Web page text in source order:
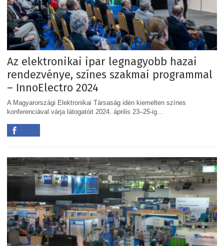
Az elektronikai ipar legnagyobb hazai
rendezvénye, színes szakmai programmal
– InnoElectro 2024
A Magyarországi Elektronikai Társaság idén kiemelten színes
konferenciával várja látogatóit 2024. április 23–25-ig...